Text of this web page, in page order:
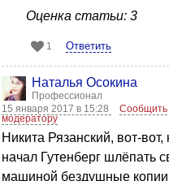
Оценка статьи: 3
1 Ответить
Наталья Осокина
Профессионал
15 января 2017 в 15:28
Сообщить
модератору
Никита Рязанский, вот-вот,
начал Гутенберг шлёпать
машиной бездушные